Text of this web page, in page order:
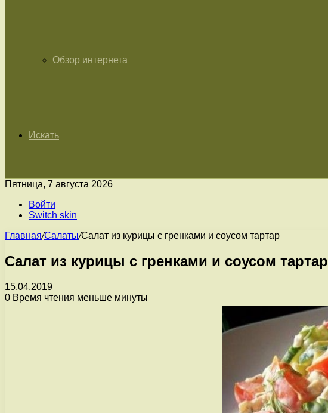
Обзор интернета
Искать
Пятница, 7 августа 2026
Войти
Switch skin
Главная/Салаты/Салат из курицы с гренками и соусом тартар
Салат из курицы с гренками и соусом тартар
15.04.2019
0 Время чтения меньше минуты